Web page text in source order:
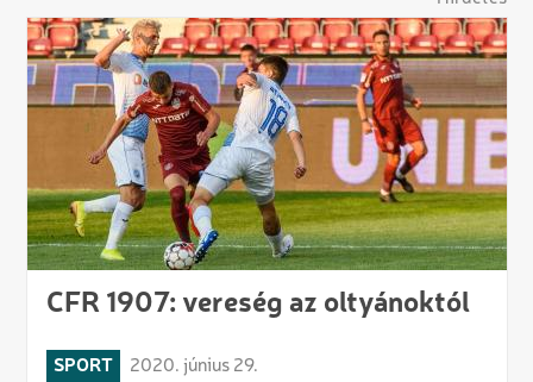
CFR 1907: vereség az oltyánoktól
SPORT 2020. június 29.